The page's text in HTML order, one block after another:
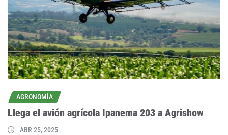
AGRONOMÍA
Llega el avión agrícola Ipanema 203 a Agrishow
ABR 25, 2025